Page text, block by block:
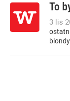
To
3 lis